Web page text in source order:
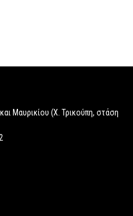
Μαυρικίου (Χ. Τρικούπη, στάση